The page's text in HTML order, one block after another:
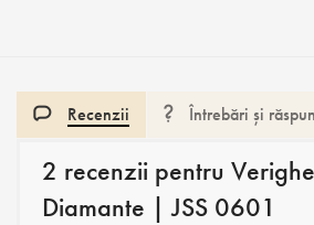
Recenzii Întrebări și
2 recenzii pentru
Diamante | JSS 0601